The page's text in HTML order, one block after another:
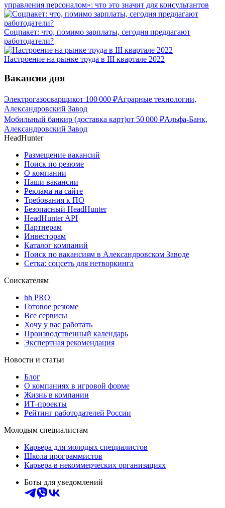
управления персоналом»: что это значит для консультантов
Соцпакет: что, помимо зарплаты, сегодня предлагают
работодатели?
Настроение на рынке труда в III квартале 2022
Вакансии дня
Электрогазосварщикот 100 000 ₽Аграрные технологии,
Александровский Завод
Мобильный банкир (доставка карт)от 50 000 ₽Альфа-Банк,
Александровский Завод
HeadHunter
Размещение вакансий
Поиск по резюме
О компании
Наши вакансии
Реклама на сайте
Требования к ПО
Безопасный HeadHunter
HeadHunter API
Партнерам
Инвесторам
Каталог компаний
Поиск по вакансиям в Александровском Заводе
Сетка: соцсеть для нетворкинга
Соискателям
hh PRO
Готовое резюме
Все сервисы
Хочу у вас работать
Производственный календарь
Экспертная рекомендация
Новости и статьи
Блог
О компаниях в игровой форме
Жизнь в компании
ИТ-проекты
Рейтинг работодателей России
Молодым специалистам
Карьера для молодых специалистов
Школа программистов
Карьера в некоммерческих организациях
Боты для уведомлений